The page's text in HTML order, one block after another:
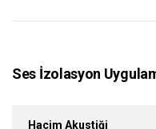
Ses İzolasyon
Hacim Akustiği